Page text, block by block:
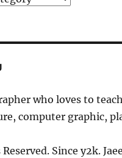
who loves to teach
computer graphic,
Since y2k.